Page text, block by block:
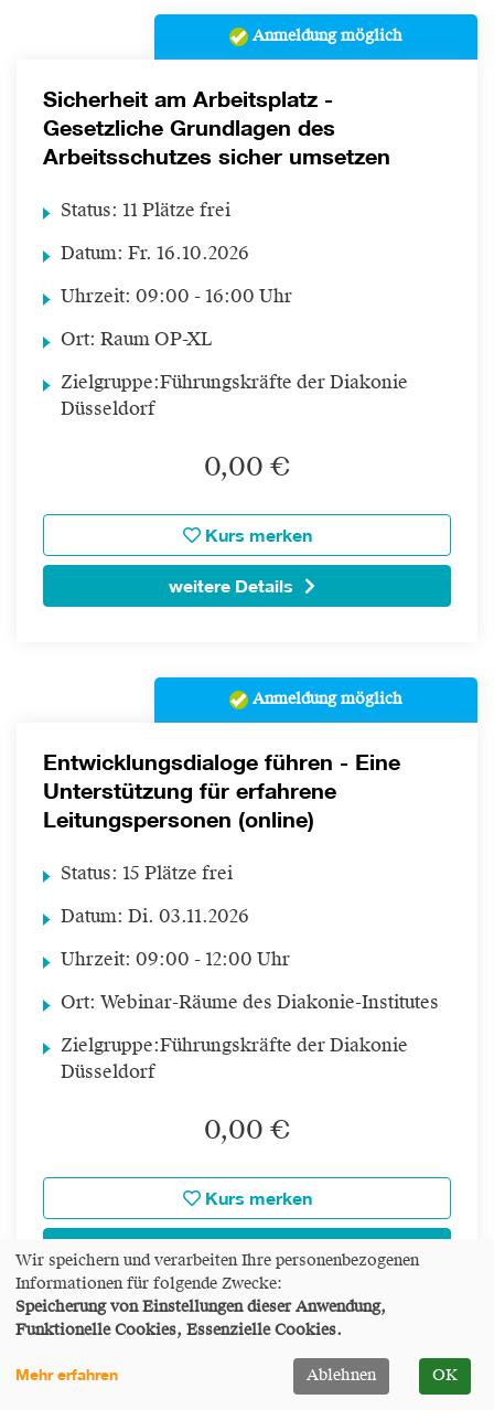
Anmeldung möglich
Sicherheit am Arbeitsplatz -
Gesetzliche Grundlagen des
Arbeitsschutzes sicher umsetzen
Status: 11 Plätze frei
Datum: Fr. 16.10.2026
Uhrzeit: 09:00 - 16:00 Uhr
Ort: Raum OP-XL
Zielgruppe:Führungskräfte der Diakonie
Düsseldorf
0,00 €
Kurs merken
weitere Details
Anmeldung möglich
Entwicklungsdialoge führen - Eine
Unterstützung für erfahrene
Leitungspersonen (online)
Status: 15 Plätze frei
Datum: Di. 03.11.2026
Uhrzeit: 09:00 - 12:00 Uhr
Ort: Webinar-Räume des Diakonie-Institutes
Zielgruppe:Führungskräfte der Diakonie
Düsseldorf
0,00 €
Kurs merken
weitere Details
Anmeldung möglich
Wir speichern und verarbeiten Ihre personenbezogenen
Informationen für folgende Zwecke:
Speicherung von Einstellungen dieser Anwendung,
Funktionelle Cookies, Essenzielle Cookies.
Mehr erfahren Ablehnen OK